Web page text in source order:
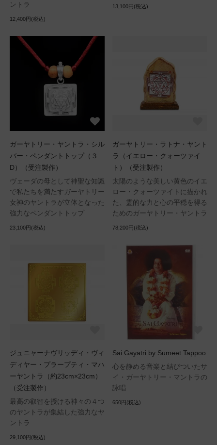
ントラ
12,400円(税込)
13,100円(税込)
ガーヤトリー・ヤントラ・シル
バー・ペンダントトップ（３
D）（受注製作）
ヴェーダの母として神聖な知識
で私たちを満たすガーヤトリー
女神のヤントラが立体となった
強力なペンダントトップ
23,100円(税込)
ガーヤトリー・ラトナ・ヤント
ラ（イエロー・クォーツァイ
ト）（受注製作）
太陽のような美しい黄色のイエ
ロー・クォーツァイトに描かれ
た、霊的な力と心の平穏を得る
ためのガーヤトリー・ヤントラ
78,200円(税込)
ジュニャーナヴリッディ・ヴィ
ディヤー・プラープティ・マハ
ーヤントラ（約23cm×23cm）
（受注製作）
最高の叡智を授ける神々の４つ
のヤントラが集結した強力なヤ
ントラ
29,100円(税込)
Sai Gayatri by Sumeet Tappoo
心を静める音楽と結びついたサ
イ・ガーヤトリー・マントラの
詠唱
650円(税込)